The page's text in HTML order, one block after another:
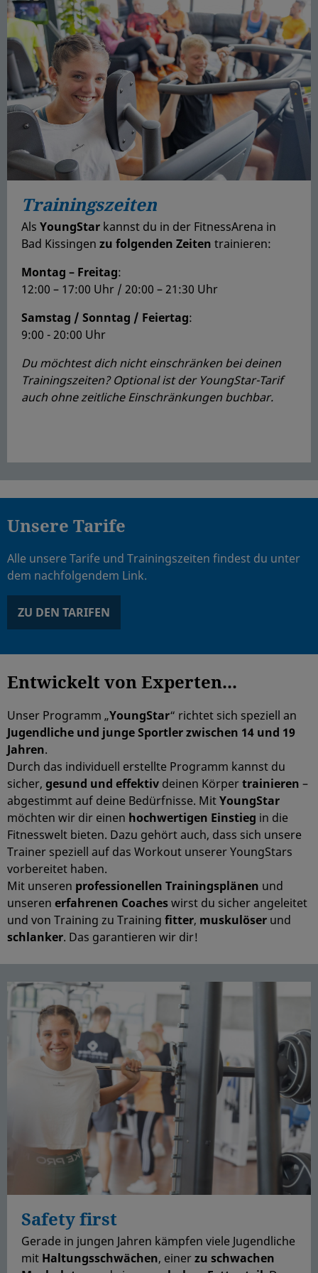
Trainingszeiten
Als YoungStar kannst du in der FitnessArena in
Bad Kissingen zu folgenden Zeiten trainieren:
Montag – Freitag:
12:00 – 17:00 Uhr / 20:00 – 21:30 Uhr
Samstag / Sonntag / Feiertag:
9:00 - 20:00 Uhr
Du möchtest dich nicht einschränken bei deinen
Trainingszeiten? Optional ist der YoungStar-Tarif
auch ohne zeitliche Einschränkungen buchbar.
Unsere Tarife
Alle unsere Tarife und Trainingszeiten findest du unter
dem nachfolgendem Link.
ZU DEN TARIFEN
Entwickelt von Experten...
Unser Programm „YoungStar“ richtet sich speziell an
Jugendliche und junge Sportler zwischen 14 und 19
Jahren.
Durch das individuell erstellte Programm kannst du
sicher, gesund und effektiv deinen Körpertrainieren –
abgestimmt auf deine Bedürfnisse. MitYoungStar
möchten wir dir einen hochwertigen Einstieg in die
Fitnesswelt bieten. Dazu gehört auch, dass sich unsere
Trainer speziell auf das Workout unserer YoungStars
vorbereitet haben.
Mit unseren professionellen Trainingsplänen und
unseren erfahrenen Coacheswirst du sicher angeleitet
und von Training zu Training fitter, muskulöser und
schlanker. Das garantieren wir dir!
Safety first
Gerade in jungen Jahren kämpfen viele Jugendliche
mit Haltungsschwächen, einerzu schwachen